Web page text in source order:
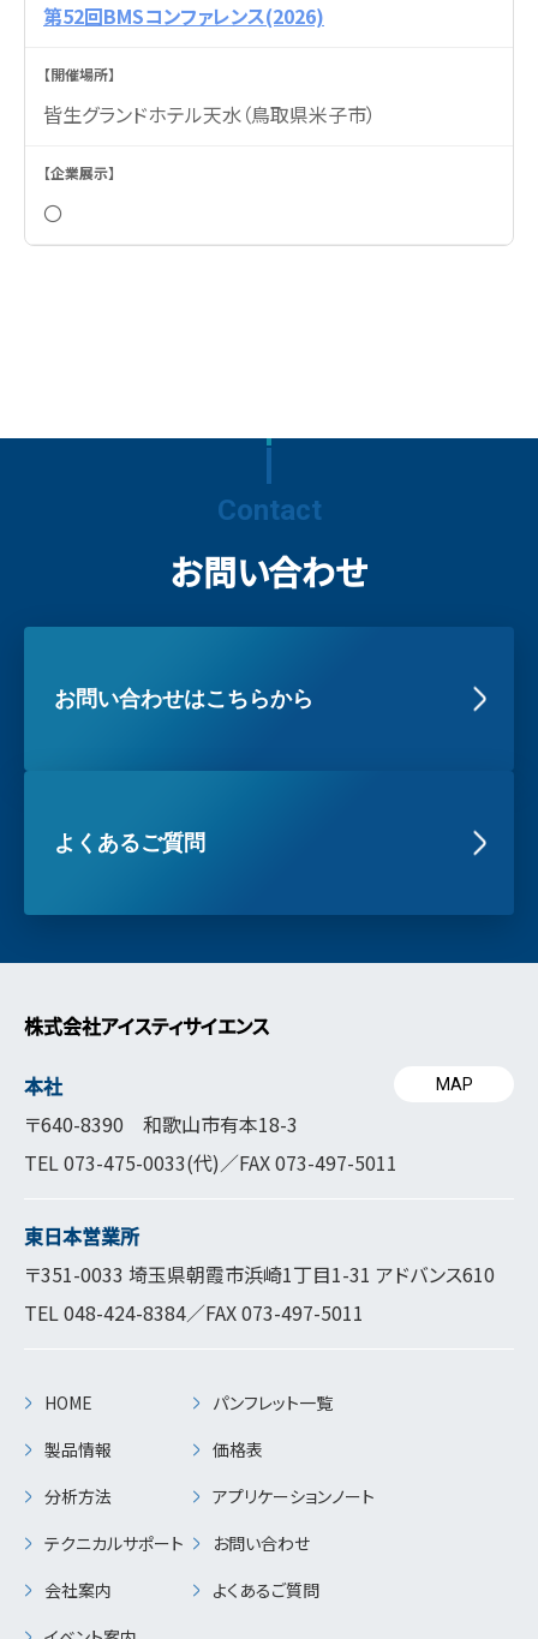
第52回BMSコンファレンス(2026)
皆生グランドホテル天水（鳥取県米子市）
〇
Contact
お問い合わせ
お問い合わせはこちらから
よくあるご質問
株式会社アイスティサイエンス
本社
〒640-8390 和歌山市有本18-3
TEL073-475-0033(代)／FAX 073-497-5011
MAP
東日本営業所
〒351-0033 埼玉県朝霞市浜崎1丁目1-31 アドバンス610
TEL048-424-8384／FAX 073-497-5011
HOME
製品情報
分析方法
テクニカルサポート
会社案内
パンフレット一覧
価格表
アプリケーションノート
お問い合わせ
よくあるご質問